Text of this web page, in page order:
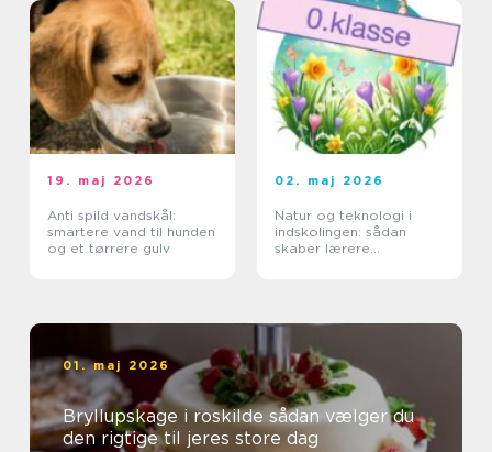
19. maj 2026
Anti spild vandskål:
smartere vand til hunden
og et tørrere gulv
02. maj 2026
Natur og teknologi i
indskolingen: sådan
skaber lærere
01. maj 2026
Bryllupskage i roskilde sådan vælger du
den rigtige til jeres store dag